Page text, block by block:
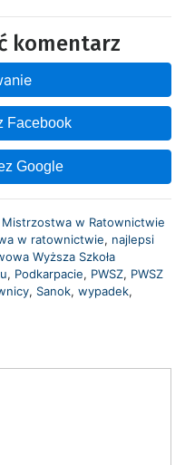
komentarz
Facebook
Google
Mistrzostwa w Ratownictwie
w ratownictwie, najlepsi
Wyższa Szkoła
, Podkarpacie, PWSZ, PWSZ
, Sanok, wypadek,